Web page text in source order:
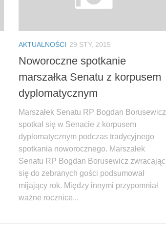
AKTUALNOŚCI 29 STY, 2015
Noworoczne spotkanie
marszałka Senatu z korpusem
dyplomatycznym
Marszałek Senatu RP Bogdan Borusewicz
spotkał się w Senacie z korpusem
dyplomatycznym podczas tradycyjnego
spotkania noworocznego. Marszałek
Senatu RP Bogdan Borusewicz zwracając
się do zebranych gości podsumował
mijający rok. Między innymi przypomniał
ważne rocznice...